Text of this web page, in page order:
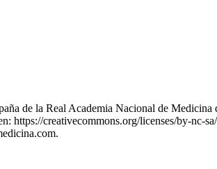
de la Real Academia Nacional de Medicina
https://creativecommons.org/licenses/by-nc-